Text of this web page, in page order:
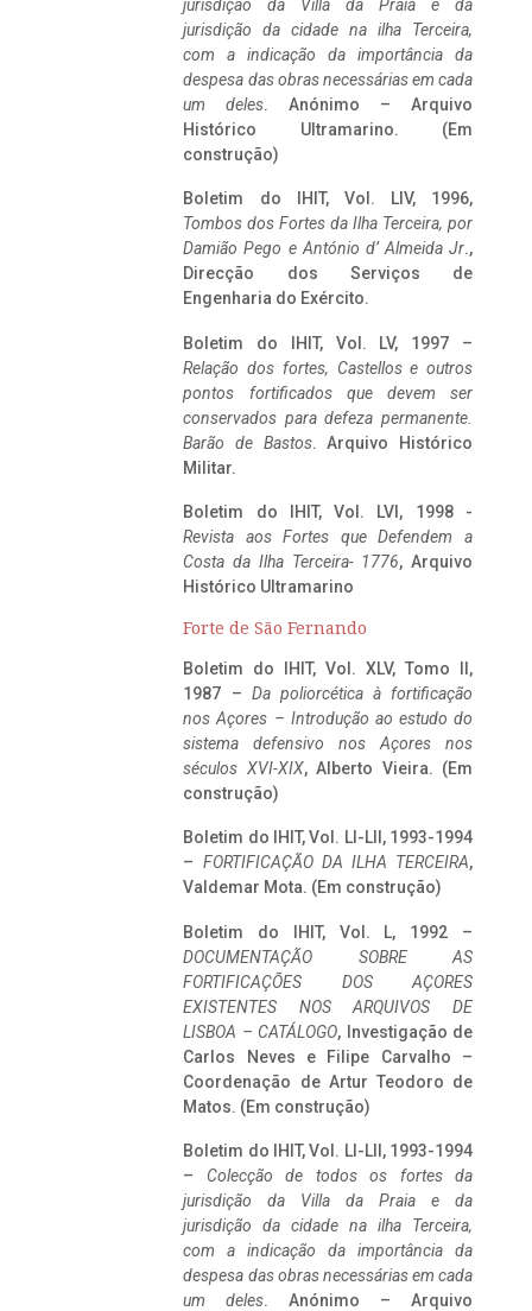
jurisdição da Villa da Praia e da
jurisdição da cidade na ilha Terceira,
com a indicação da importância da
despesa das obras necessárias em cada
um deles. Anónimo – Arquivo
Histórico Ultramarino. (Em
construção)
Boletim do IHIT, Vol. LIV, 1996,
Tombos dos Fortes da Ilha Terceira, por
Damião Pego e António d’ Almeida Jr.,
Direcção dos Serviços de
Engenharia do Exército.
Boletim do IHIT, Vol. LV, 1997 –
Relação dos fortes, Castellos e outros
pontos fortificados que devem ser
conservados para defeza permanente.
Barão de Bastos. Arquivo Histórico
Militar.
Boletim do IHIT, Vol. LVI, 1998 -
Revista aos Fortes que Defendem a
Costa da Ilha Terceira- 1776, Arquivo
Histórico Ultramarino
Forte de São Fernando
Boletim do IHIT, Vol. XLV, Tomo II,
1987 – Da poliorcética à fortificação
nos Açores – Introdução ao estudo do
sistema defensivo nos Açores nos
séculos XVI-XIX, Alberto Vieira. (Em
construção)
Boletim do IHIT, Vol. LI-LII, 1993-1994
– FORTIFICAÇÃO DA ILHA TERCEIRA,
Valdemar Mota. (Em construção)
Boletim do IHIT, Vol. L, 1992 –
DOCUMENTAÇÃO SOBRE AS
FORTIFICAÇÕES DOS AÇORES
EXISTENTES NOS ARQUIVOS DE
LISBOA – CATÁLOGO, Investigação de
Carlos Neves e Filipe Carvalho –
Coordenação de Artur Teodoro de
Matos. (Em construção)
Boletim do IHIT, Vol. LI-LII, 1993-1994
– Colecção de todos os fortes da
jurisdição da Villa da Praia e da
jurisdição da cidade na ilha Terceira,
com a indicação da importância da
despesa das obras necessárias em cada
um deles. Anónimo – Arquivo